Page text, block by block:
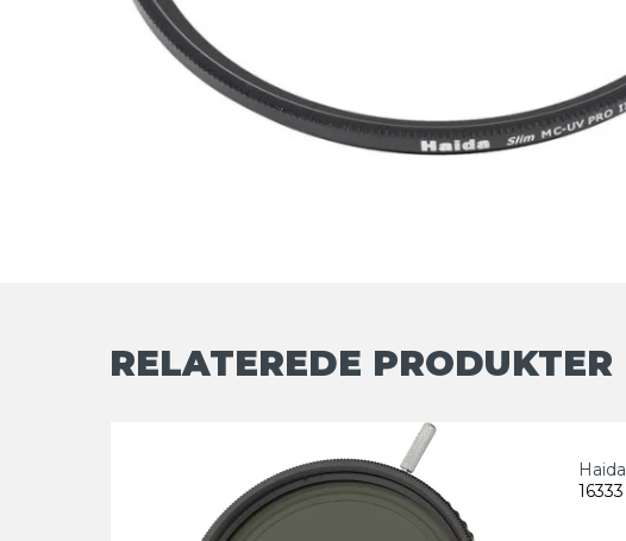
RELATEREDE PRODUKTER
Haida
16333